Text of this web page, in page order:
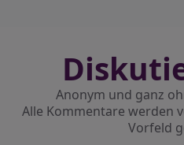
Anonym und ganz
Alle Kommentare werden
Vorfeld